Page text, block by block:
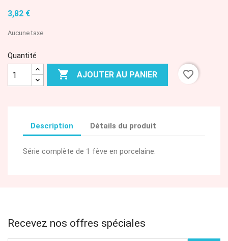
3,82 €
Aucune taxe
Quantité
 AJOUTER AU PANIER favorite_border
Description Détails du produit
Série complète de 1 fève en porcelaine.
Recevez nos offres spéciales